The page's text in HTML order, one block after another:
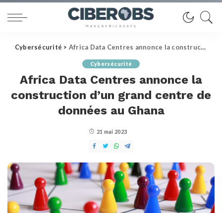
Cybersécurité > Africa Data Centres annonce la construction d’un grand centre de données au Ghana
Cybersécurité
Africa Data Centres annonce la
construction d’un grand centre de
données au Ghana
21 mai 2023